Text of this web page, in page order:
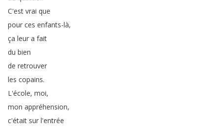
C'est vrai que
pour ces enfants-là,
ça leur a fait
du bien
de retrouver
les copains.
L'école, moi,
mon appréhension,
c'était sur l'entrée